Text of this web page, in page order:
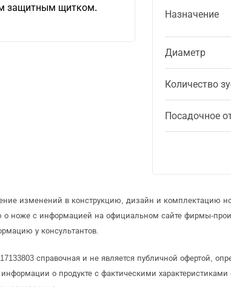
Назначение
Диаметр
Количество
Посадочное
защитным щитком.
изменений в конструкцию, дизайн и комплектацию
ноже с информацией на официальном сайте фирмы-
у консультантов.
справочная и не является публичной офертой,
о продукте с фактическими